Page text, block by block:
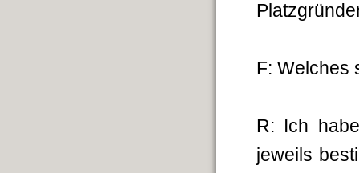
F: Welches
R: Ich
jeweils